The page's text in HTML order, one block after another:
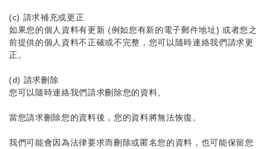
(c) 請求補充或更正
如果您的個人資料有更新 (例如您有新的電子郵件地址) 或者您之
前提供的個人資料不正確或不完整，您可以隨時連絡我們請求更
正。
(d) 請求刪除
您可以隨時連絡我們請求刪除您的資料。
當您請求刪除您的資料後，您的資料將無法恢復。
我們可能會因為法律要求而刪除或匿名您的資料，也可能保留您